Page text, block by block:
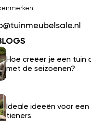
Hoe creëer je een tuin
met de seizoenen?
Ideale ideeën voor een
tieners